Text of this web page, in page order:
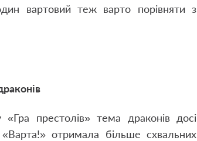
вартовий теж варто порівняти з
«Гра престолів» тема драконів досі
отримала більше схвальних